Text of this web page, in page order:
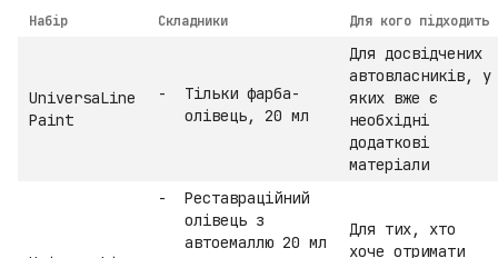
Набір Складники Для кого підходить
UniversaLine
Paint
Тільки фарба-
олівець, 20 мл
Для досвідчених
автовласників, у
яких вже є
необхідні
додаткові
матеріали
Реставраційний
олівець з
автоемаллю 20 мл
Для тих, хто
хоче отримати